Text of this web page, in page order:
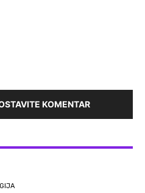
KOMENTAR